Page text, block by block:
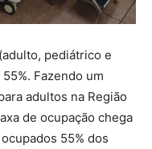
pediátrico e
Fazendo um
adultos na Região
de ocupação chega
55% dos